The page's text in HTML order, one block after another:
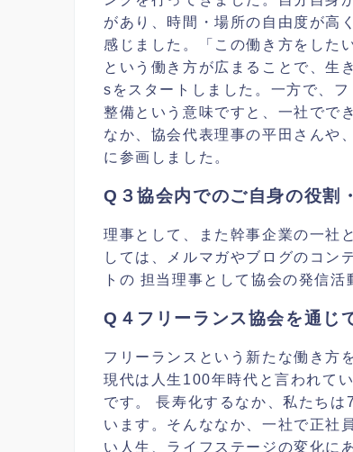
があり、時間・場所の自由度が高
感じました。「この働き方をした
という働き方が広まることで、生
sをスタートしました。一方で、
整備という意味ですと、一社でで
なか、協会代表理事の平田さんや、
に参画しました。
Q３協会内でのご自身の役割
理事として、また幹事企業の一社
しては、メルマガやブログのコン
トの 担当 理事として協会の発信活
Q４フリーランス協会を通じ
フリーランスという新たな働き方
現代は人生100年時代と言われて
です。 長寿化するなか、私たち
います。そんななか、一社で正社
い人生、ライフステージの変化に